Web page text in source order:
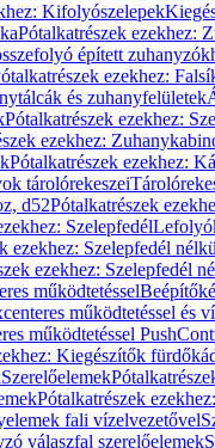
Kifolyószelepek
Pótalkatrészek ezekhez:
épített
ezekhez:
és zuhanyfelületek
Pótalkatrészek ezekhez:
ezekhez:
Pótalkatrészek ezekhez:
tárolórekeszei
d52Pótalkatrészek
Szelepfedél
ezekhez: Szelepfedél
ezekhez: Szelepfedél
működtetéssel
működtetéssel és
működtetéssel
Kiegészítők
Szerelőelemek
Pótalkatrészek
fali vízelvezetővel
válaszfal szerelőelemek